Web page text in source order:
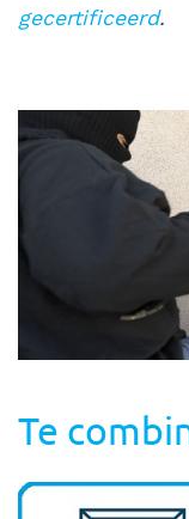
gecertificeerd.
Te